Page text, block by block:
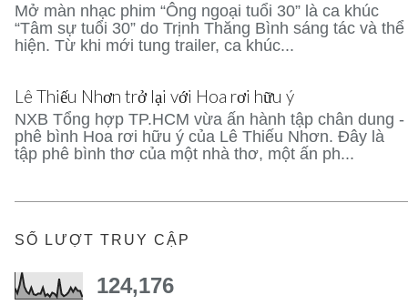
Mở màn nhạc phim “Ông ngoại tuổi 30” là ca khúc
“Tâm sự tuổi 30” do Trịnh Thăng Bình sáng tác và thể
hiện. Từ khi mới tung trailer, ca khúc...
Lê Thiếu Nhơn trở lại với Hoa rơi hữu ý
NXB Tổng hợp TP.HCM vừa ấn hành tập chân dung -
phê bình Hoa rơi hữu ý của Lê Thiếu Nhơn. Đây là
tập phê bình thơ của một nhà thơ, một ấn ph...
SỐ LƯỢT TRUY CẬP
124,176